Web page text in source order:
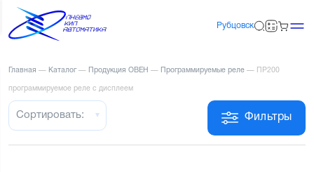
Рубцовск
Главная — Каталог — Продукция ОВЕН — Программируемые реле — ПР200
программируемое реле с дисплеем
Фильтры
Сортировать: